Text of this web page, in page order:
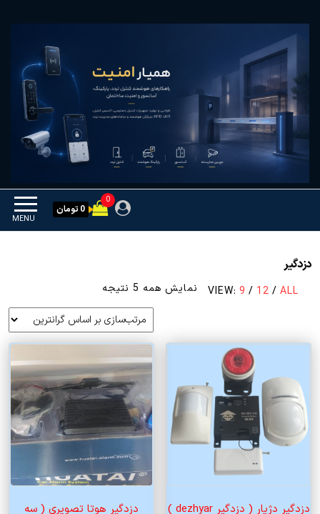
همیار امنیت
MENU
0
0 تومان
دزدگیر
VIEW: 9 / 12 / ALL نمایش همه 5 نتیجه
بر
اساس
قیمت:
به
کم
دزدگیر دژیار ( دزدگیر dezhyar )
دزدگیر هوتا تصویری ( سه